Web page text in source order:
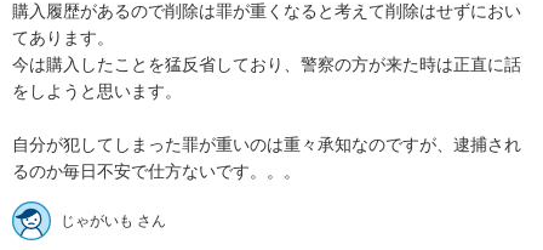
購入履歴があるので削除は罪が重くなると考えて削除はせずにおい
てあります。
今は購入したことを猛反省しており、警察の方が来た時は正直に話
をしようと思います。
自分が犯してしまった罪が重いのは重々承知なのですが、逮捕され
るのか毎日不安で仕方ないです。。。
じゃがいも さん